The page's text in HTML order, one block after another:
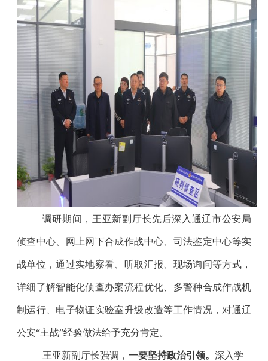
调研期间，王亚新副厅长先后深入通辽市公安局
侦查中心、网上网下合成作战中心、司法鉴定中心等实
战单位，通过实地察看、听取汇报、现场询问等方式，
详细了解智能化侦查办案流程优化、多警种合成作战机
制运行、电子物证实验室升级改造等工作情况，对通辽
公安“主战”经验做法给予充分肯定。
王亚新副厅长强调， 一要坚持政治引领。 深入学